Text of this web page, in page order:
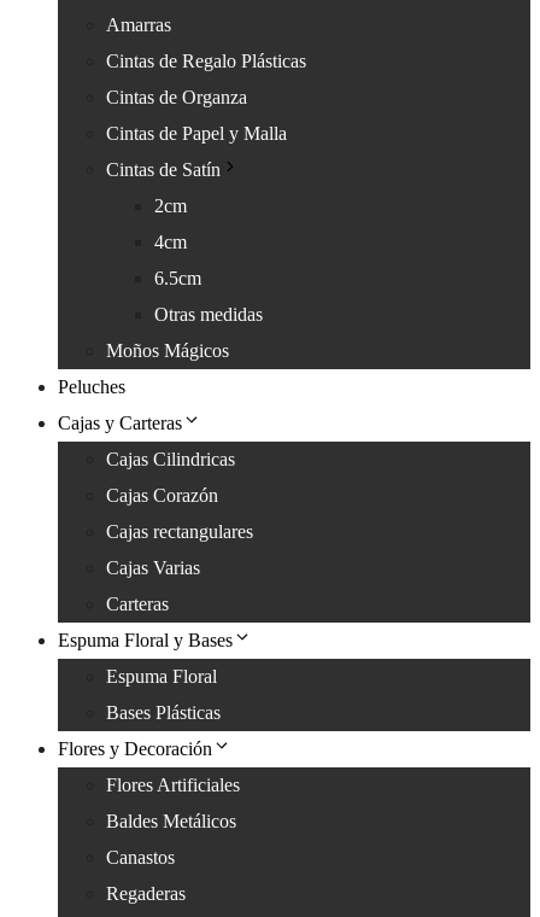
Amarras
Cintas de Regalo Plásticas
Cintas de Organza
Cintas de Papel y Malla
Cintas de Satín
2cm
4cm
6.5cm
Otras medidas
Moños Mágicos
Peluches
Cajas y Carteras
Cajas Cilindricas
Cajas Corazón
Cajas rectangulares
Cajas Varias
Carteras
Espuma Floral y Bases
Espuma Floral
Bases Plásticas
Flores y Decoración
Flores Artificiales
Baldes Metálicos
Canastos
Regaderas